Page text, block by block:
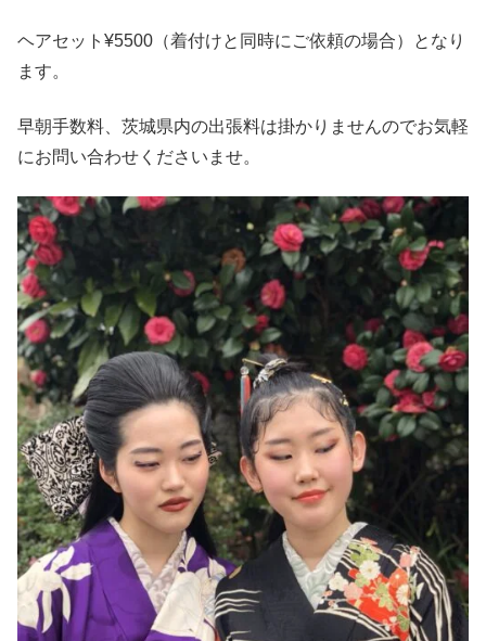
ヘアセット¥5500（着付けと同時にご依頼の場合）となり
ます。
早朝手数料、茨城県内の出張料は掛かりませんのでお気軽
にお問い合わせくださいませ。